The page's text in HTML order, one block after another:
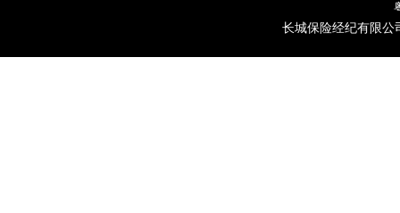
长城保险经纪有限公